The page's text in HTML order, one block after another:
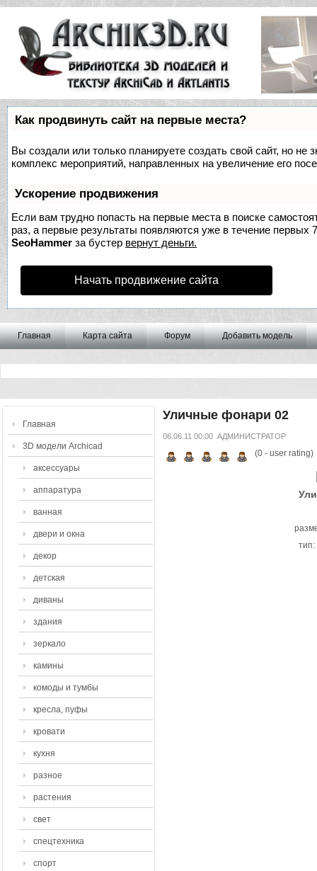
Как продвинуть сайт на первые места?
Вы создали или только планируете создать свой сайт, но не
комплекс мероприятий, направленных на увеличение его
Ускорение продвижения
Если вам трудно попасть на первые места в поиске
раз, а первые результаты появляются уже в течение первых
SeoHammer за бустер вернут деньги.
Начать продвижение сайта
Главная Карта сайта Форум Добавить модель
Главная
3D модели Archicad
аксессуары
аппаратура
ванная
двери и окна
декор
детская
диваны
здания
зеркало
камины
комоды и тумбы
кресла, пуфы
кровати
кухня
разное
растения
свет
спецтехника
спорт
Уличные фонари 02
06.06.11 00:00 АДМИНИСТРАТОР
(0- user rating)
тип: